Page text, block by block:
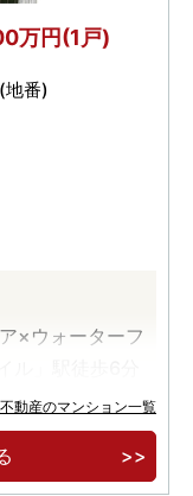
万円(1戸)
地番)
×ウォーターフ
ル」駅徒歩6分
動産のマンション一覧